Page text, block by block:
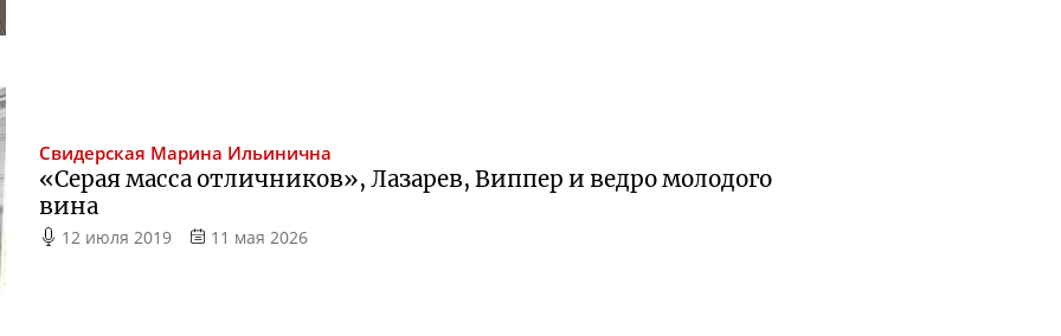
Свидерская Марина Ильинична
«Серая масса отличников», Лазарев, Виппер и ведро молодого
вина
12 июля 2019 11 мая 2026